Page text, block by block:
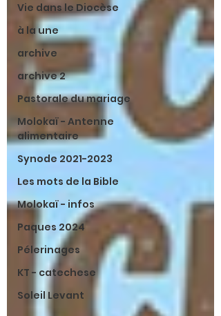
Vie dans le Diocèse
à la une
archive
archive 2
Pastorale du mariage
Molokaï - Antenne
alimentaire
Synode 2021-2023
Les mots de la Bible
Molokaï - infos
Paques 2024
Pélerinages
KT - catechese
Soleil Levant